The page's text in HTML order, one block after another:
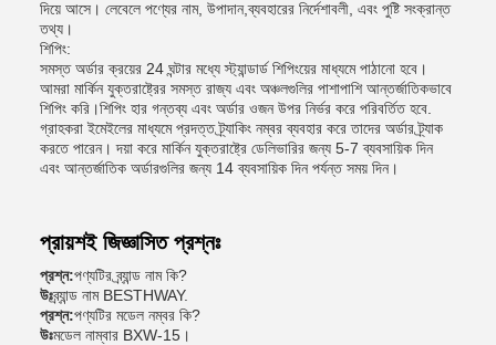
দিয়ে আসে। লেবেলে পণ্যের নাম, উপাদান,ব্যবহারের নির্দেশাবলী, এবং পুষ্টি সংক্রান্ত
তথ্য।
শিপিং:
সমস্ত অর্ডার ক্রয়ের 24 ঘন্টার মধ্যে স্ট্যান্ডার্ড শিপিংয়ের মাধ্যমে পাঠানো হবে।
আমরা মার্কিন যুক্তরাষ্ট্রের সমস্ত রাজ্য এবং অঞ্চলগুলির পাশাপাশি আন্তর্জাতিকভাবে
শিপিং করি।শিপিং হার গন্তব্য এবং অর্ডার ওজন উপর নির্ভর করে পরিবর্তিত হবে.
গ্রাহকরা ইমেইলের মাধ্যমে প্রদত্ত ট্র্যাকিং নম্বর ব্যবহার করে তাদের অর্ডার ট্র্যাক
করতে পারেন। দয়া করে মার্কিন যুক্তরাষ্ট্রে ডেলিভারির জন্য 5-7 ব্যবসায়িক দিন
এবং আন্তর্জাতিক অর্ডারগুলির জন্য 14 ব্যবসায়িক দিন পর্যন্ত সময় দিন।
প্রায়শই জিজ্ঞাসিত প্রশ্নঃ
প্রশ্ন:পণ্যটির ব্র্যান্ড নাম কি?
উঃব্র্যান্ড নাম BESTHWAY.
প্রশ্ন:পণ্যটির মডেল নম্বর কি?
উঃমডেল নাম্বার BXW-15।